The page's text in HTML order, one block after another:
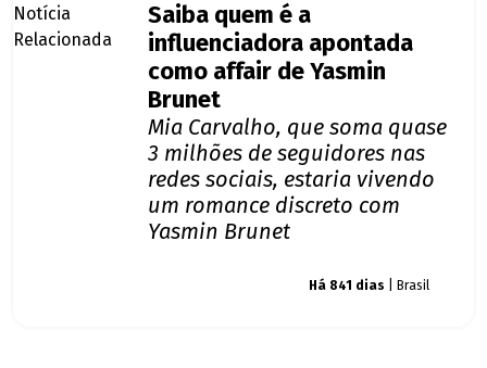
Saiba quem é a
influenciadora apontada
como affair de Yasmin
Brunet
Mia Carvalho, que soma quase
3 milhões de seguidores nas
redes sociais, estaria vivendo
um romance discreto com
Yasmin Brunet
Há 841 dias | Brasil